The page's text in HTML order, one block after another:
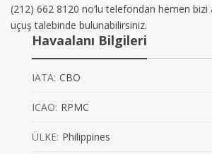
(212) 662 8120 no’lu telefondan hemen
uçuş talebinde bulunabilirsiniz.
Havaalanı Bilgileri
IATA: CBO
ICAO: RPMC
ÜLKE: Philippines